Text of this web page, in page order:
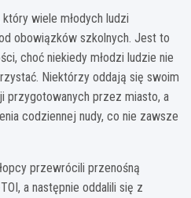
wiele młodych ludzi
obowiązków szkolnych. Jest to
choć niekiedy młodzi ludzie nie
Niektórzy oddają się swoim
przygotowanych przez miasto, a
codziennej nudy, co nie zawsze
przewrócili przenośną
a następnie oddalili się z